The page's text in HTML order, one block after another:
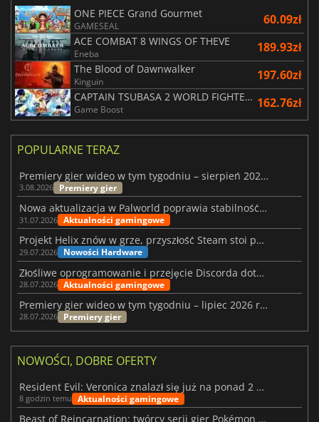
ONE PIECE Grand Gourmet
GAMESEAL 60.09zł
ACE COMBAT 8 WINGS OF THEVE
Eneba 189.93zł
The Blood of Dawnwalker
Kinguin 197.60zł
CAPTAIN TSUBASA 2 WORLD FIGHTERS
Game Boost 162.76zł
POPULARNE TERAZ
Premiery gier wideo w tym tygodniu – sierpień 2026 r. (32. tydzień)
3.08.2026 Premiery gier
Nowa aktualizacja w Palworld poprawia stabilność Sunreach i walk z bossami
31.07.2026 Aktualności gamingowe
Projekt Helix znów w grze, przyszłość Steam stoi pod znakiem zapytania
29.07.2026 Nowości Hardware
Złośliwe oprogramowanie i przejęcie Discorda dotknęły Meccha Chameleon
28.07.2026 Aktualności gamingowe
Premiery gier wideo w tym tygodniu – lipiec 2026 r. (tydzień 31)
28.07.2026 Premiery gier
NOWOŚCI, DOBRE OFERTY
Resident Evil: Veronica znalazł się już na ponad 2 milionach list życzeń
8 godzin temu Aktualności gamingowe
Beast of Reincarnation: twórcy serii gier Pokémon wkraczają na nową ścieżkę